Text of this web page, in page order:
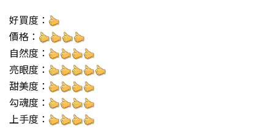
好買度：
價格：
自然度：
亮眼度：
甜美度：
勾魂度：
上手度：